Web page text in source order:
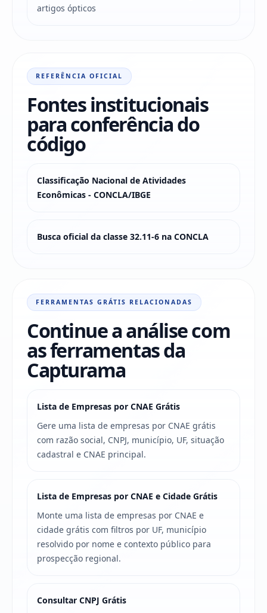
artigos ópticos
REFERÊNCIA OFICIAL
Fontes institucionais
para conferência do
código
Classificação Nacional de Atividades
Econômicas - CONCLA/IBGE
Busca oficial da classe 32.11-6 na CONCLA
FERRAMENTAS GRÁTIS RELACIONADAS
Continue a análise com
as ferramentas da
Capturama
Lista de Empresas por CNAE Grátis
Gere uma lista de empresas por CNAE grátis
com razão social, CNPJ, município, UF, situação
cadastral e CNAE principal.
Lista de Empresas por CNAE e Cidade Grátis
Monte uma lista de empresas por CNAE e
cidade grátis com filtros por UF, município
resolvido por nome e contexto público para
prospecção regional.
Consultar CNPJ Grátis